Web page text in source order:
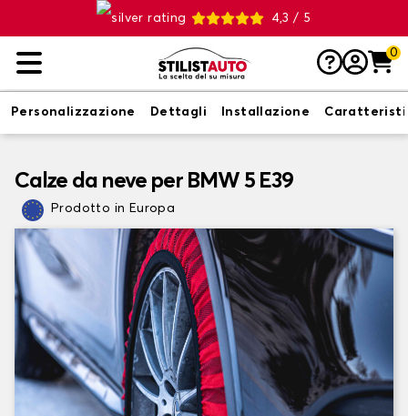
4,3 / 5
0
Personalizzazione Dettagli Installazione
Calze da neve per BMW 5 E39
Prodotto in Europa